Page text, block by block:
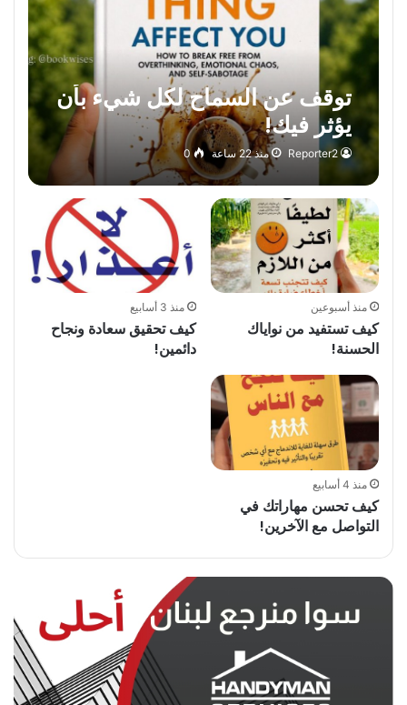
توقف عن السماح لكل شيء بأن
يؤثر فيك!
Reporter2 منذ 22 ساعة 0
منذ أسبوعين
كيف تستفيد من نواياك
الحسنة!
منذ 3 أسابيع
كيف تحقيق سعادة ونجاح
دائمين!
منذ 4 أسابيع
كيف تحسن مهاراتك في
التواصل مع الآخرين!